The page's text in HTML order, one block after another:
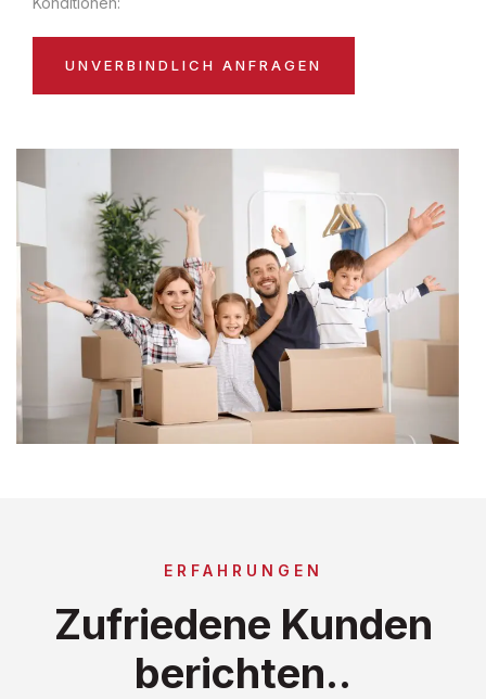
UNVERBINDLICH ANFRAGEN
ERFAHRUNGEN
Zufriedene Kunden
berichten..